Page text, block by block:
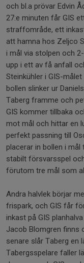
och bl.a prövar Edvin
27:e minuten får GIS
straffområde, ett
att hamna hos Zeljco
i mål via stolpen och
upp i ett av få anfall
Steinkühler i GIS-
bollen slinker ur
Taberg framme och
GIS kommer tillbaka
mot mål och hittar en
perfekt passning till
placerar in bollen i mål
stabilt försvarsspel
förutom tre mål som
Andra halvlek börjar
frispark, och GIS får
inkast på GIS
Jacob Blomgren finns
senare slår Taberg en
Tabergsspelare faller